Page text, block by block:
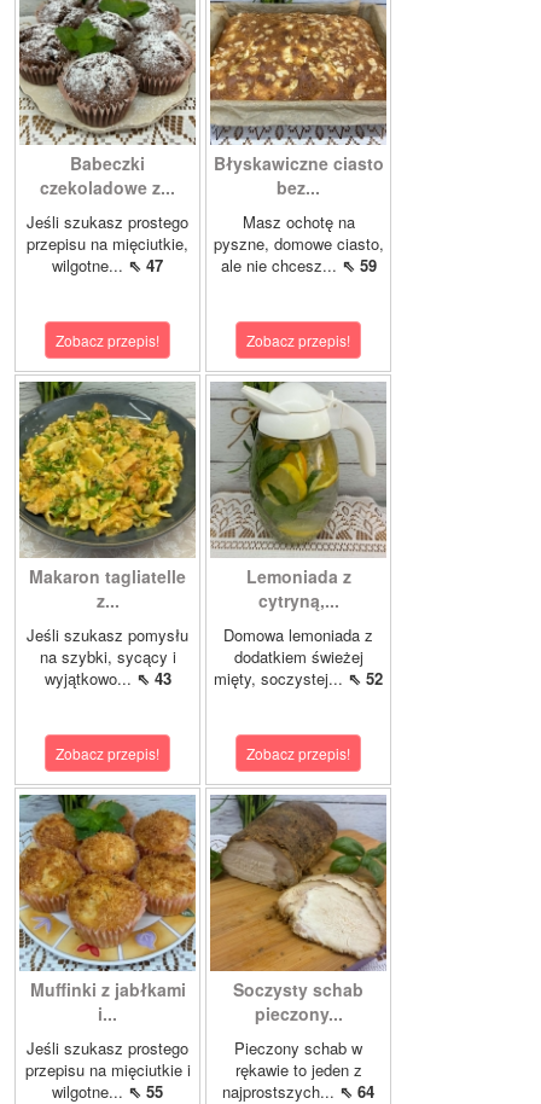
Babeczki
czekoladowe z...
Jeśli szukasz prostego
przepisu na mięciutkie,
wilgotne... ⇖ 47
Zobacz przepis!
Błyskawiczne ciasto
bez...
Masz ochotę na
pyszne, domowe ciasto,
ale nie chcesz... ⇖ 59
Zobacz przepis!
Makaron tagliatelle
z...
Jeśli szukasz pomysłu
na szybki, sycący i
wyjątkowo... ⇖ 43
Zobacz przepis!
Lemoniada z
cytryną,...
Domowa lemoniada z
dodatkiem świeżej
mięty, soczystej... ⇖ 52
Zobacz przepis!
Muffinki z jabłkami
i...
Jeśli szukasz prostego
przepisu na mięciutkie i
wilgotne... ⇖ 55
Soczysty schab
pieczony...
Pieczony schab w
rękawie to jeden z
najprostszych... ⇖ 64